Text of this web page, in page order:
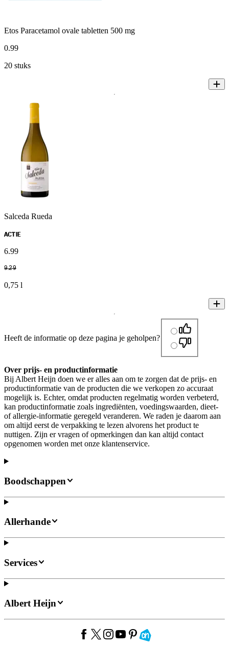
Etos Paracetamol ovale tabletten 500 mg
0.99
20 stuks
Salceda Rueda
ACTIE
6.99
9.29
0,75 l
Heeft de informatie op deze pagina je geholpen?
Over prijs- en productinformatie
Bij Albert Heijn doen we er alles aan om te zorgen dat de prijs- en
productinformatie van de producten die we verkopen zo accuraat
mogelijk is. Echter, omdat producten regelmatig worden verbeterd,
kan productinformatie zoals ingrediënten, voedingswaarden, dieet-
of allergie-informatie geregeld veranderen. We raden je daarom aan
om altijd eerst de verpakking te lezen alvorens het product te
nuttigen. Zijn er vragen of opmerkingen dan kan altijd contact
opgenomen worden met onze klantenservice.
Boodschappen
Allerhande
Services
Albert Heijn